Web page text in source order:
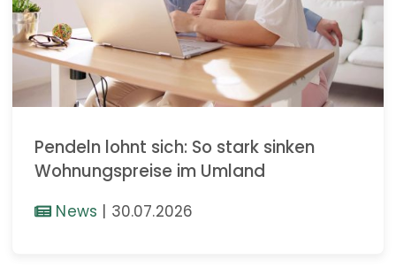
Pendeln lohnt sich: So stark sinken
Wohnungspreise im Umland
News | 30.07.2026